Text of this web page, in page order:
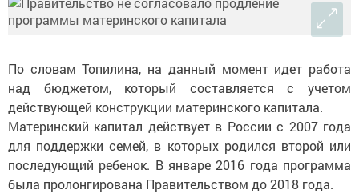
По словам Топилина, на данный момент идет работа
над бюджетом, который составляется с учетом
действующей конструкции материнского капитала.
Материнский капитал действует в России с 2007 года
для поддержки семей, в которых родился второй или
последующий ребенок. В январе 2016 года программа
была пролонгирована Правительством до 2018 года.